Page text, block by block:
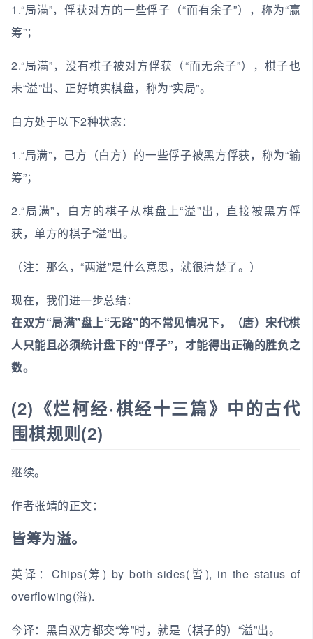
1.“局满”，俘获对方的一些俘子（“而有余子”），称为“赢
筹”；
2.“局满”，没有棋子被对方俘获（“而无余子”），棋子也
未“溢”出、正好填实棋盘，称为“实局”。
白方处于以下2种状态：
1.“局满”，己方（白方）的一些俘子被黑方俘获，称为“输
筹”；
2.“局满”，白方的棋子从棋盘上“溢”出，直接被黑方俘
获，单方的棋子“溢”出。
（注：那么，“两溢”是什么意思，就很清楚了。）
现在，我们进一步总结：
在双方“局满”盘上“无路”的不常见情况下，（唐）宋代棋
人只能且必须统计盘下的“俘子”，才能得出正确的胜负之
数。
(2)《烂柯经·棋经十三篇》中的古代
围棋规则(2)
继续。
作者张靖的正文：
皆筹为溢。
英译：Chips(筹) by both sides(皆), in the status of
overflowing(溢).
今译：黑白双方都交“筹”时，就是（棋子的）“溢”出。